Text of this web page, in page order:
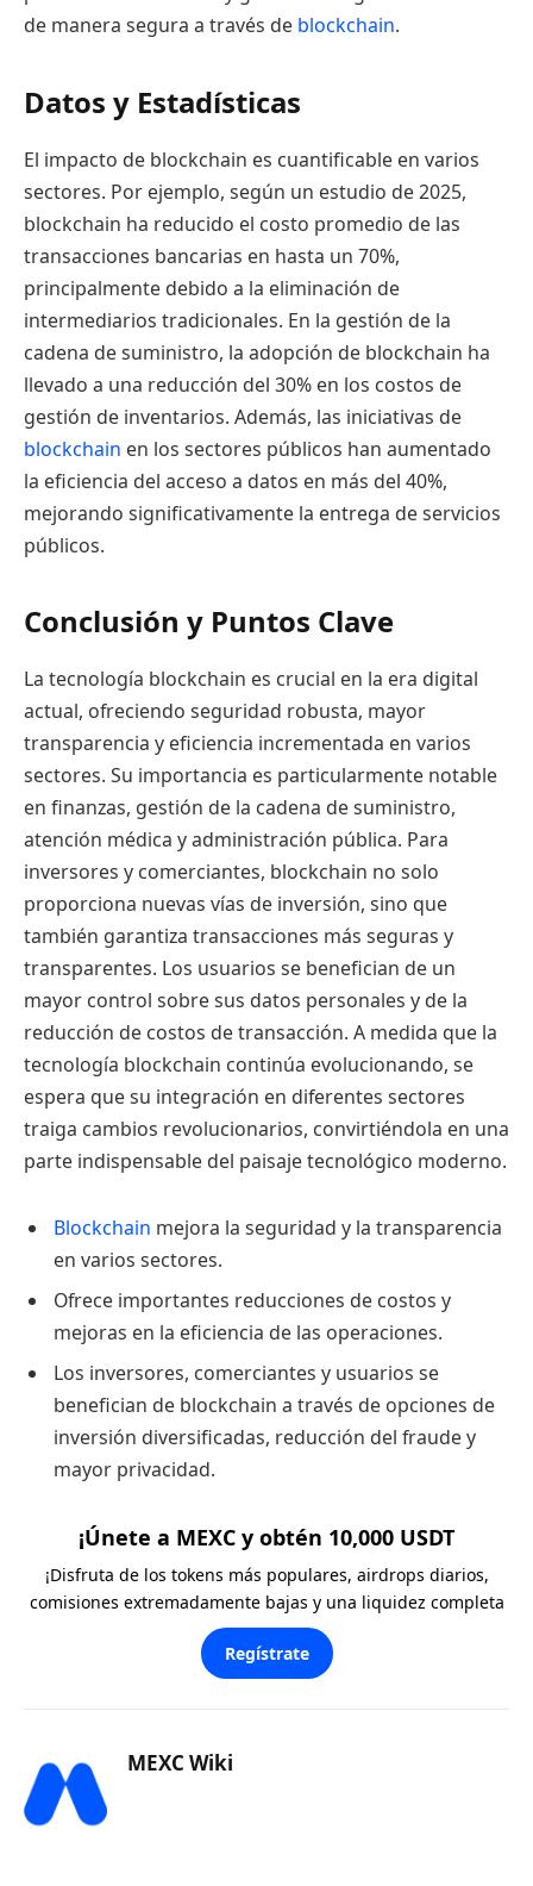
de manera segura a través de blockchain.
Datos y Estadísticas
El impacto de blockchain es cuantificable en varios
sectores. Por ejemplo, según un estudio de 2025,
blockchain ha reducido el costo promedio de las
transacciones bancarias en hasta un 70%,
principalmente debido a la eliminación de
intermediarios tradicionales. En la gestión de la
cadena de suministro, la adopción de blockchain ha
llevado a una reducción del 30% en los costos de
gestión de inventarios. Además, las iniciativas de
blockchain en los sectores públicos han aumentado
la eficiencia del acceso a datos en más del 40%,
mejorando significativamente la entrega de servicios
públicos.
Conclusión y Puntos Clave
La tecnología blockchain es crucial en la era digital
actual, ofreciendo seguridad robusta, mayor
transparencia y eficiencia incrementada en varios
sectores. Su importancia es particularmente notable
en finanzas, gestión de la cadena de suministro,
atención médica y administración pública. Para
inversores y comerciantes, blockchain no solo
proporciona nuevas vías de inversión, sino que
también garantiza transacciones más seguras y
transparentes. Los usuarios se benefician de un
mayor control sobre sus datos personales y de la
reducción de costos de transacción. A medida que la
tecnología blockchain continúa evolucionando, se
espera que su integración en diferentes sectores
traiga cambios revolucionarios, convirtiéndola en una
parte indispensable del paisaje tecnológico moderno.
Blockchain mejora la seguridad y la transparencia
en varios sectores.
Ofrece importantes reducciones de costos y
mejoras en la eficiencia de las operaciones.
Los inversores, comerciantes y usuarios se
benefician de blockchain a través de opciones de
inversión diversificadas, reducción del fraude y
mayor privacidad.
¡Únete a MEXC y obtén 10,000 USDT
¡Disfruta de los tokens más populares, airdrops diarios,
comisiones extremadamente bajas y una liquidez completa
Regístrate
MEXC Wiki